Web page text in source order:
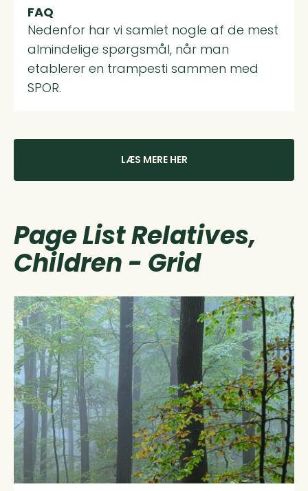
FAQ
Nedenfor har vi samlet nogle af de mest
almindelige spørgsmål, når man
etablerer en trampesti sammen med
SPOR.
LÆS MERE HER
Page List Relatives,
Children - Grid
Read more about Sådan gør i